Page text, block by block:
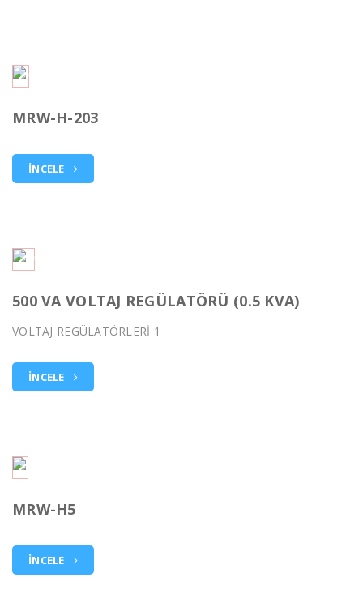
MRW-H-203
İNCELE
500 VA VOLTAJ REGÜLATÖRÜ (0.5 KVA)
VOLTAJ REGÜLATÖRLERİ 1
İNCELE
MRW-H5
İNCELE